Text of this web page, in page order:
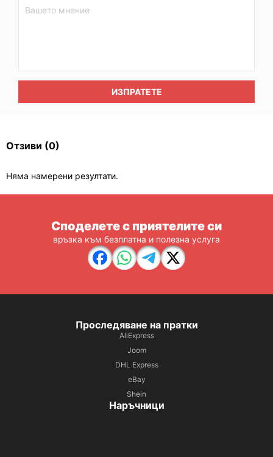
ИЗПРАТЕТЕ
Отзиви (0)
Няма намерени резултати.
Споделете с приятелите си
връзка към безплатна и полезна услуга
Проследяване на пратки
AliExpress
Joom
DHL Express
eBay
Shein
Наръчници